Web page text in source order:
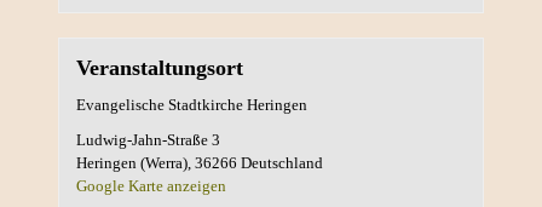
Veranstaltungsort
Evangelische Stadtkirche Heringen
Ludwig-Jahn-Straße 3
Heringen (Werra), 36266 Deutschland
Google Karte anzeigen